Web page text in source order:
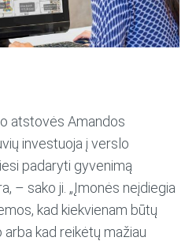
atstovės Amandos
investuoja į verslo
padaryti gyvenimą
– sako ji. „Įmonės neįdiegia
kad kiekvienam būtų
kad reikėtų mažiau